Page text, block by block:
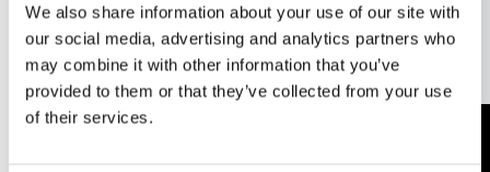
We also share information about your use of our site with
our social media, advertising and analytics partners who
may combine it with other information that you’ve
provided to them or that they’ve collected from your use
of their services.